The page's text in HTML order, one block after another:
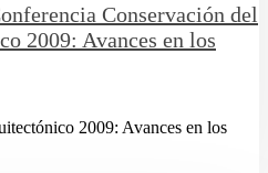
Conservación del
2009: Avances en los
2009: Avances en los